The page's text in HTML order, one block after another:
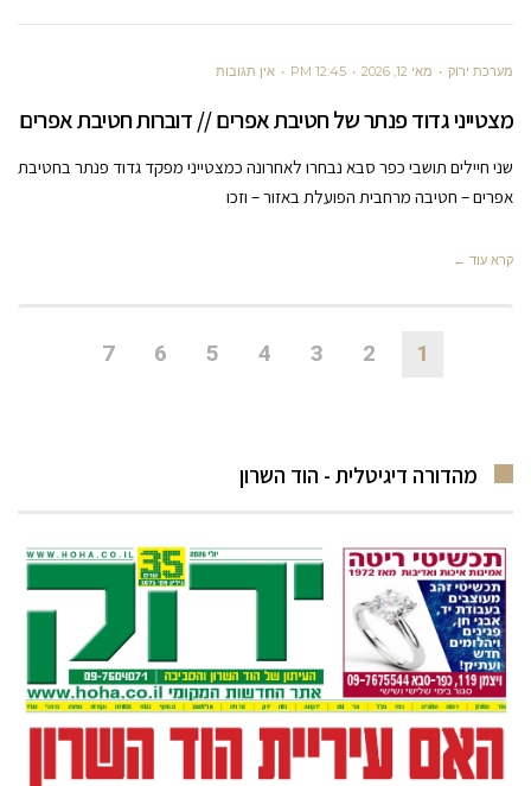
מערכת ירוק מאי 12, 2026 12:45 PM אין תגובות
מצטייני גדוד פנתר של חטיבת אפרים // דוברות חטיבת אפרים
שני חיילים תושבי כפר סבא נבחרו לאחרונה כמצטייני מפקד גדוד פנתר בחטיבת
אפרים – חטיבה מרחבית הפועלת באזור – וזכו
קרא עוד ←
1
2
3
4
5
6
7
מהדורה דיגיטלית - הוד השרון